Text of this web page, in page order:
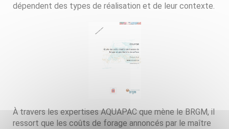
dépendent des types de réalisation et de leur contexte.
À travers les expertises AQUAPAC que mène le BRGM, il
ressort que les coûts de forage annoncés par le maître